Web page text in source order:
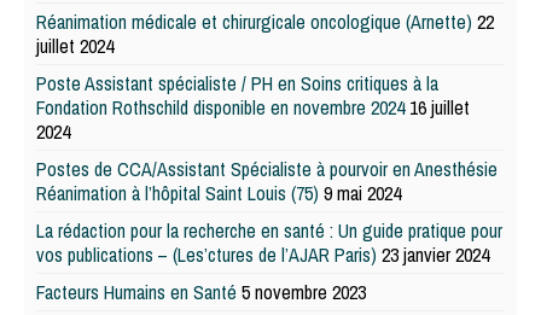
Réanimation médicale et chirurgicale oncologique (Arnette) 22
juillet 2024
Poste Assistant spécialiste / PH en Soins critiques à la
Fondation Rothschild disponible en novembre 2024 16 juillet
2024
Postes de CCA/Assistant Spécialiste à pourvoir en Anesthésie
Réanimation à l’hôpital Saint Louis (75) 9 mai 2024
La rédaction pour la recherche en santé : Un guide pratique pour
vos publications – (Les’ctures de l’AJAR Paris) 23 janvier 2024
Facteurs Humains en Santé 5 novembre 2023